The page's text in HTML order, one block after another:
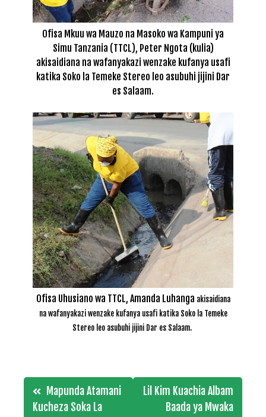
Ofisa Mkuu wa Mauzo na Masoko wa Kampuni ya
Simu Tanzania (TTCL), Peter Ngota (kulia)
akisaidiana na wafanyakazi wenzake kufanya usafi
katika Soko la Temeke Stereo leo asubuhi jijini Dar
es Salaam.
Ofisa Uhusiano wa TTCL, Amanda Luhanga akisaidiana
na wafanyakazi wenzake kufanya usafi katika Soko la Temeke
Stereo leo asubuhi jijini Dar es Salaam.
Post
navigation
Mapunda Atamani
Kucheza Soka La
Lil Kim Kuachia Albam
Baada ya Mwaka